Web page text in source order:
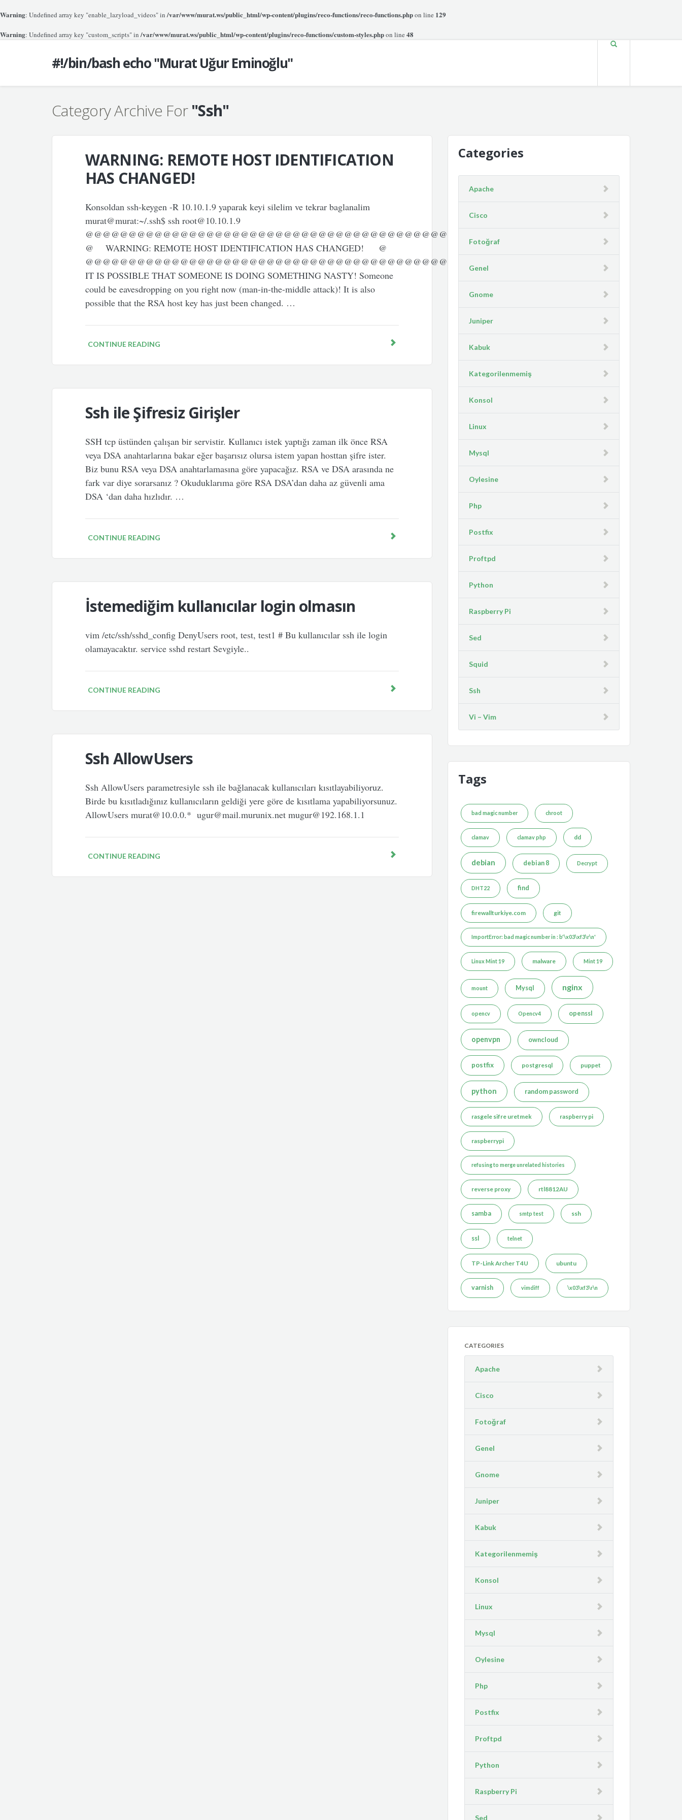
Warning: Undefined array key "enable_lazyload_videos" in/var/www/murat.ws/public_html/wp-content/plugins/reco-functions/reco-functions.phpon line 129
Warning: Undefined array key "custom_scripts" in/var/www/murat.ws/public_html/wp-content/plugins/reco-functions/custom-styles.phpon line 48
#!/bin/bash echo "Murat Uğur Eminoğlu"
Category Archive For"Ssh"
WARNING: REMOTE HOST IDENTIFICATION
HAS CHANGED!
Konsoldan ssh-keygen -R 10.10.1.9 yaparak keyi silelim ve tekrar baglanalim
murat@murat:~/.ssh$ ssh root@10.10.1.9
@@@@@@@@@@@@@@@@@@@@@@@@@@@@@@@@@@@@@@@@@@@@@@@@@@@@@@@@@@@
@ WARNING: REMOTE HOST IDENTIFICATION HAS CHANGED! @
@@@@@@@@@@@@@@@@@@@@@@@@@@@@@@@@@@@@@@@@@@@@@@@@@@@@@@@@@@@
IT IS POSSIBLE THAT SOMEONE IS DOING SOMETHING NASTY! Someone
could be eavesdropping on you right now (man-in-the-middle attack)! It is also
possible that the RSA host key has just been changed. …
CONTINUE READING
Ssh ile Şifresiz Girişler
SSH tcp üstünden çalışan bir servistir. Kullanıcı istek yaptığı zaman ilk önce RSA
veya DSA anahtarlarına bakar eğer başarısız olursa istem yapan hosttan şifre ister.
Biz bunu RSA veya DSA anahtarlamasına göre yapacağız. RSA ve DSA arasında ne
fark var diye sorarsanız ? Okuduklarıma göre RSA DSA’dan daha az güvenli ama
DSA ‘dan daha hızlıdır. …
CONTINUE READING
İstemediğim kullanıcılar login olmasın
vim /etc/ssh/sshd_config DenyUsers root, test, test1 # Bu kullanıcılar ssh ile login
olamayacaktır. service sshd restart Sevgiyle..
CONTINUE READING
Ssh AllowUsers
Ssh AllowUsers parametresiyle ssh ile bağlanacak kullanıcıları kısıtlayabiliyoruz.
Birde bu kısıtladığınız kullanıcıların geldiği yere göre de kısıtlama yapabiliyorsunuz.
AllowUsers murat@10.0.0.* ugur@mail.murunix.net mugur@192.168.1.1
CONTINUE READING
Categories
Apache
Cisco
Fotoğraf
Genel
Gnome
Juniper
Kabuk
Kategorilenmemiş
Konsol
Linux
Mysql
Oylesine
Php
Postfix
Proftpd
Python
Raspberry Pi
Sed
Squid
Ssh
Vi – Vim
Tags
bad magic number chroot
clamav clamav php dd
debian debian 8 Decrypt
DHT22 find
firewallturkiye.com git
ImportError: bad magic number in : b'\x03\xf3\r\n'
Linux Mint 19 malware Mint 19
mount Mysql nginx
opencv Opencv4 openssl
openvpn owncloud
postfix postgresql puppet
python random password
rasgele sifre uretmek raspberry pi
raspberrypi
refusing to merge unrelated histories
reverse proxy rtl8812AU
samba smtp test ssh
ssl telnet
TP-Link Archer T4U ubuntu
varnish vimdiff \x03\xf3\r\n
CATEGORIES
Apache
Cisco
Fotoğraf
Genel
Gnome
Juniper
Kabuk
Kategorilenmemiş
Konsol
Linux
Mysql
Oylesine
Php
Postfix
Proftpd
Python
Raspberry Pi
Sed